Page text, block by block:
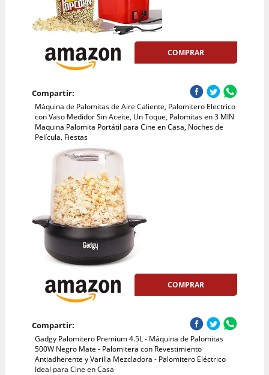
COMPRAR
Compartir:
Máquina de Palomitas de Aire Caliente, Palomitero Electrico
con Vaso Medidor Sin Aceite, Un Toque, Palomitas en 3 MIN
Maquina Palomita Portátil para Cine en Casa, Noches de
Película, Fiestas
COMPRAR
Compartir:
Gadgy Palomitero Premium 4.5L - Máquina de Palomitas
500W Negro Mate - Palomitera con Revestimiento
Antiadherente y Varilla Mezcladora - Palomitero Eléctrico
Ideal para Cine en Casa